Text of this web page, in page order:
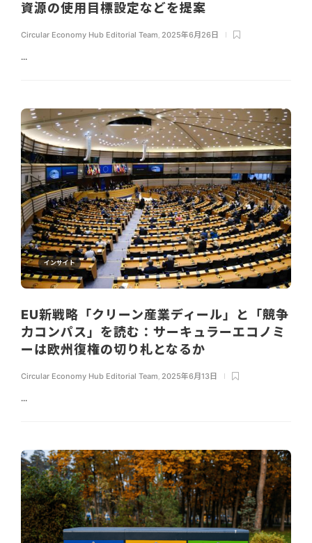
資源の使用目標設定などを提案
Circular Economy Hub Editorial Team, 2025年6月26日
...
インサイト
EU新戦略「クリーン産業ディール」と「競争
力コンパス」を読む：サーキュラーエコノミ
ーは欧州復権の切り札となるか
Circular Economy Hub Editorial Team 2025年6月13日
...